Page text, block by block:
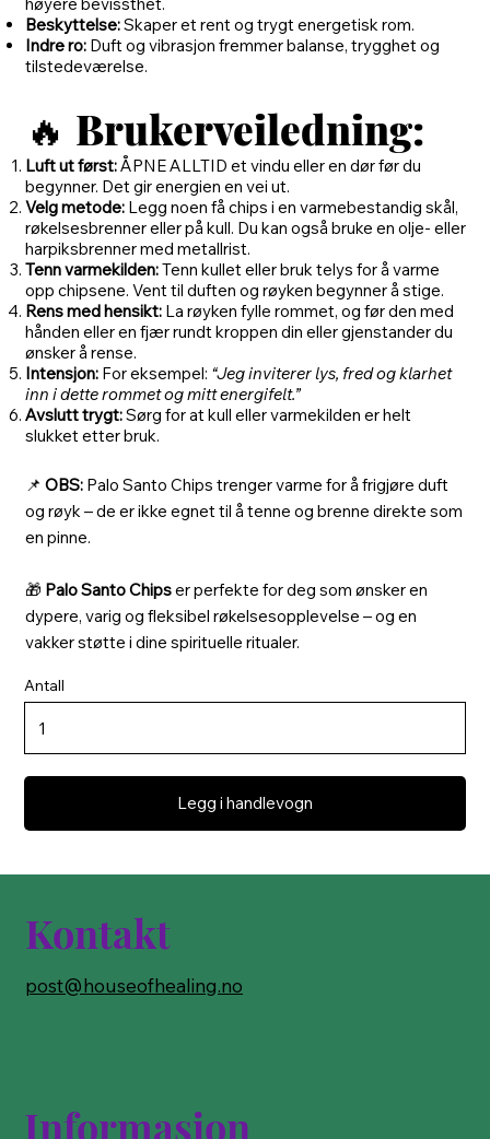
Beskyttelse:Skaper et rent og trygt energetisk rom.
Indre ro:Duft og vibrasjon fremmer balanse, trygghet og
tilstedeværelse.
🔥 Brukerveiledning:
Luft ut først:ÅPNE ALLTID et vindu eller en dør før du
begynner. Det gir energien en vei ut.
Velg metode:Legg noen få chips i en varmebestandig skål,
røkelsesbrenner eller på kull. Du kan også bruke en olje- eller
harpiksbrenner med metallrist.
Tenn varmekilden:Tenn kullet eller bruk telys for å varme
opp chipsene. Vent til duften og røyken begynner å stige.
Rens med hensikt:La røyken fylle rommet, og før den med
hånden eller en fjær rundt kroppen din eller gjenstander du
ønsker å rense.
Intensjon:For eksempel: “Jeg inviterer lys, fred og klarhet
inn i dette rommet og mitt energifelt.”
Avslutt trygt:Sørg for at kull eller varmekilden er helt
slukket etter bruk.
📌 OBS:Palo Santo Chips trenger varme for å frigjøre duft
og røyk – de er ikke egnet til å tenne og brenne direkte som
en pinne.
🎁 Palo Santo Chipser perfekte for deg som ønsker en
dypere, varig og fleksibel røkelsesopplevelse – og en
vakker støtte i dine spirituelle ritualer.
Antall
Legg i handlevogn
Kontakt
post@houseofhealing.no
Informasjon